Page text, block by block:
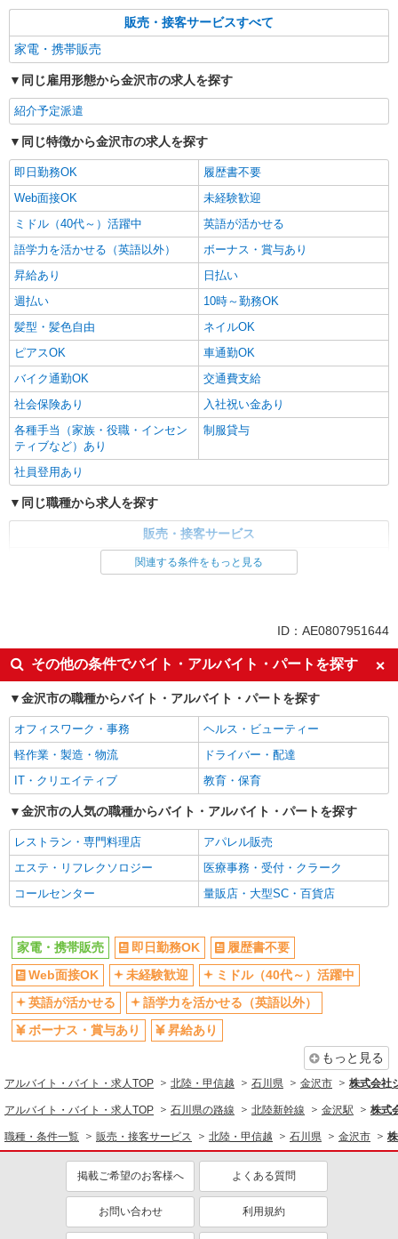
販売・接客サービスすべて
家電・携帯販売
同じ雇用形態から金沢市の求人を探す
紹介予定派遣
同じ特徴から金沢市の求人を探す
即日勤務OK
履歴書不要
Web面接OK
未経験歓迎
ミドル（40代～）活躍中
英語が活かせる
語学力を活かせる（英語以外）
ボーナス・賞与あり
昇給あり
日払い
週払い
10時～勤務OK
髪型・髪色自由
ネイルOK
ピアスOK
車通勤OK
バイク通勤OK
交通費支給
社会保険あり
入社祝い金あり
各種手当（家族・役職・インセン
ティブなど）あり
制服貸与
社員登用あり
同じ職種から求人を探す
販売・接客サービス
英語が活かせる
ボーナス・賞与あり
日払い
車通勤OK
交通費支給
社会保険あり
社員登用あり
関連する条件をもっと見る
ID：AE0807951644
その他の条件でバイト・アルバイト・パートを探す
金沢市の職種からバイト・アルバイト・パートを探す
オフィスワーク・事務
ヘルス・ビューティー
軽作業・製造・物流
ドライバー・配達
IT・クリエイティブ
教育・保育
金沢市の人気の職種からバイト・アルバイト・パートを探す
レストラン・専門料理店
アパレル販売
エステ・リフレクソロジー
医療事務・受付・クラーク
コールセンター
量販店・大型SC・百貨店
家電・携帯販売 即日勤務OK
履歴書不要
Web面接OK
未経験歓迎
ミドル（40代～）活躍中
英語が活かせる
語学力を活かせる（英語以外）
ボーナス・賞与あり
昇給あり
もっと見る
アルバイト・バイト・求人TOP 北陸・甲信越 石川県 金沢市 株式会社
アルバイト・バイト・求人TOP 石川県の路線 北陸新幹線 金沢駅 株式
職種・条件一覧 販売・接客サービス 北陸・甲信越 石川県 金沢市
掲載ご希望のお客様へ よくある質問
お問い合わせ 利用規約